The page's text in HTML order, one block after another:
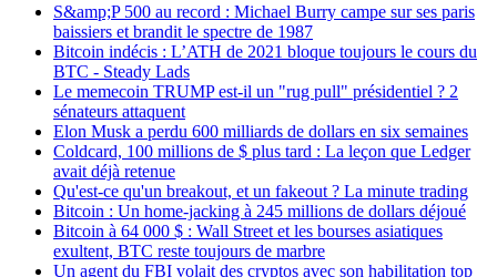
S&amp;P 500 au record : Michael Burry campe sur ses paris
baissiers et brandit le spectre de 1987
Bitcoin indécis : L’ATH de 2021 bloque toujours le cours du
BTC - Steady Lads
Le memecoin TRUMP est-il un "rug pull" présidentiel ? 2
sénateurs attaquent
Elon Musk a perdu 600 milliards de dollars en six semaines
Coldcard, 100 millions de $ plus tard : La leçon que Ledger
avait déjà retenue
Qu'est-ce qu'un breakout, et un fakeout ? La minute trading
Bitcoin : Un home-jacking à 245 millions de dollars déjoué
Bitcoin à 64 000 $ : Wall Street et les bourses asiatiques
exultent, BTC reste toujours de marbre
Un agent du FBI volait des cryptos avec son habilitation top